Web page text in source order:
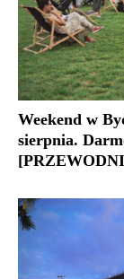
Weekend w
sierpnia.